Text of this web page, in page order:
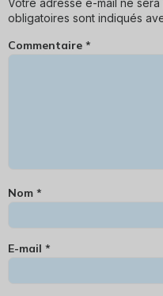
Votre adresse e-mail ne sera
obligatoires sont indiqués
Commentaire *
Nom *
E-mail *